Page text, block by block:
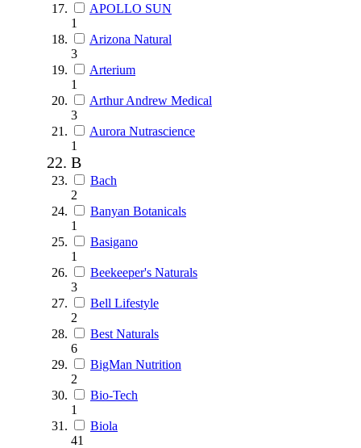
APOLLO SUN
1
Arizona Natural
3
Arterium
1
Arthur Andrew Medical
3
Aurora Nutrascience
1
B
Bach
2
Banyan Botanicals
1
Basigano
1
Beekeeper's Naturals
3
Bell Lifestyle
2
Best Naturals
6
BigMan Nutrition
2
Bio-Tech
1
Biola
41